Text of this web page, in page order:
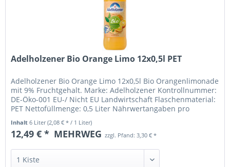
Adelholzener Bio Orange Limo 12x0,5l PET
Adelholzener Bio Orange Limo 12x0,5l Bio Orangenlimonade
mit 9% Fruchtgehalt. Marke: Adelholzener Kontrollnummer:
DE-Öko-001 EU-/ Nicht EU Landwirtschaft Flaschenmaterial:
PET Nettofüllmenge: 0,5 Liter Nährwertangaben pro
Inhalt6 Liter(2,08 € * / 1 Liter)
12,49 € * MEHRWEG zzgl. Pfand: 3,30 € *